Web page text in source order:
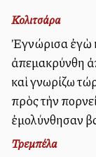
Κολιτσάρα
Ἐγνώρισα ἐγὼ
ἀπεμακρύνθη
καὶ γνωρίζω
πρὸς τὴν
ἐμολύνθησαν
Τρεμπέλα